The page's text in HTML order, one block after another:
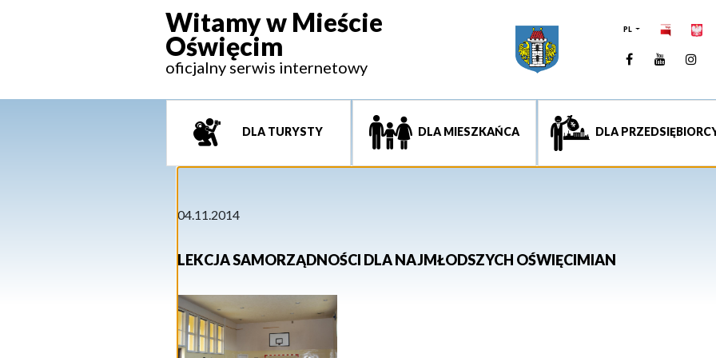
Witamy w Mieście
Oświęcim
oficjalny serwis internetowy
PL
Facebook
DLA TURYSTY DLA MIESZKAŃCA DLA
04.11.2014
LEKCJA SAMORZĄDNOŚCI DLA NAJMŁODSZYCH OŚWIĘCIMIAN